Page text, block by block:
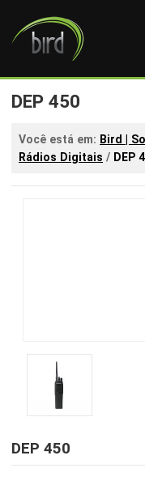
DEP 450
Você está em: Bird |
Rádios Digitais / DEP
DEP 450